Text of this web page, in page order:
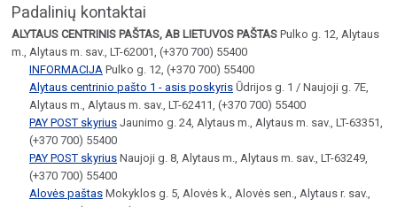
Padalinių kontaktai
ALYTAUS CENTRINIS PAŠTAS, AB LIETUVOS PAŠTAS Pulko g. 12, Alytaus
m., Alytaus m. sav., LT-62001, (+370 700) 55400
INFORMACIJA Pulko g. 12, (+370 700) 55400
Alytaus centrinio pašto 1 - asis poskyris Ūdrijos g. 1 / Naujoji g. 7E,
Alytaus m., Alytaus m. sav., LT-62411, (+370 700) 55400
PAY POST skyrius Jaunimo g. 24, Alytaus m., Alytaus m. sav., LT-63351,
(+370 700) 55400
PAY POST skyrius Naujoji g. 8, Alytaus m., Alytaus m. sav., LT-63249,
(+370 700) 55400
Alovės paštas Mokyklos g. 5, Alovės k., Alovės sen., Alytaus r. sav.,